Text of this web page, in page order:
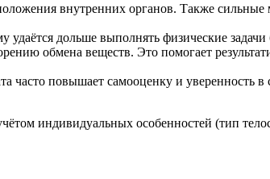
внутренних органов. Также
дольше выполнять физические задачи
обмена веществ. Это помогает
часто повышает самооценку и уверенность в
индивидуальных особенностей (тип